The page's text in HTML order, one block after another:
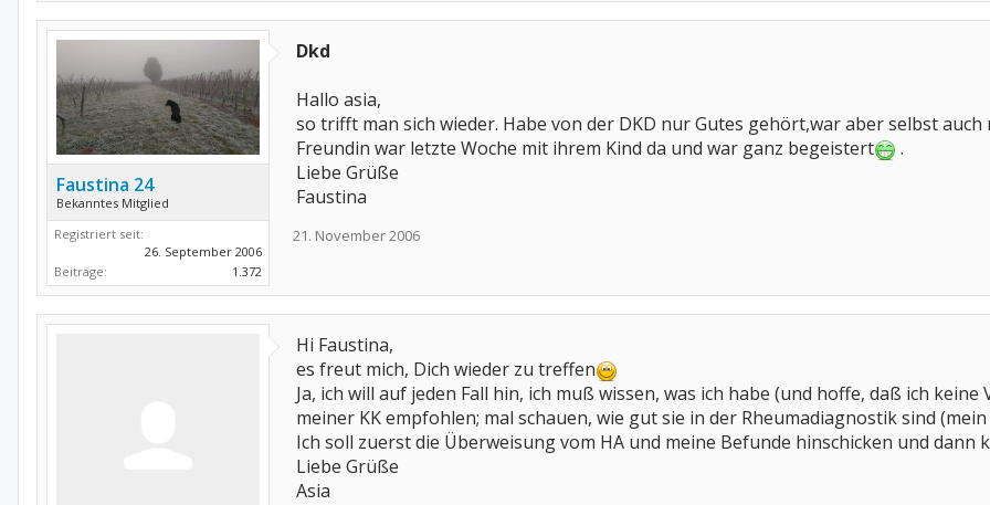
Faustina 24
Bekanntes Mitglied
Registriert seit:
26. September 2006
Beiträge:
1.372
Dkd
Hallo asia,
so trifft man sich wieder. Habe von der DKD nur Gutes gehört,war aber selbst
Freundin war letzte Woche mit ihrem Kind da und war ganz begeistert
.
Liebe Grüße
Faustina
21. November 2006
Hi Faustina,
es freut mich, Dich wieder zu treffen
Ja, ich will auf jeden Fall hin, ich muß wissen, was ich habe (und hoffe, daß ich
meiner KK empfohlen; mal schauen, wie gut sie in der Rheumadiagnostik sind
Ich soll zuerst die Überweisung vom HA und meine Befunde hinschicken und dann
Liebe Grüße
Asia